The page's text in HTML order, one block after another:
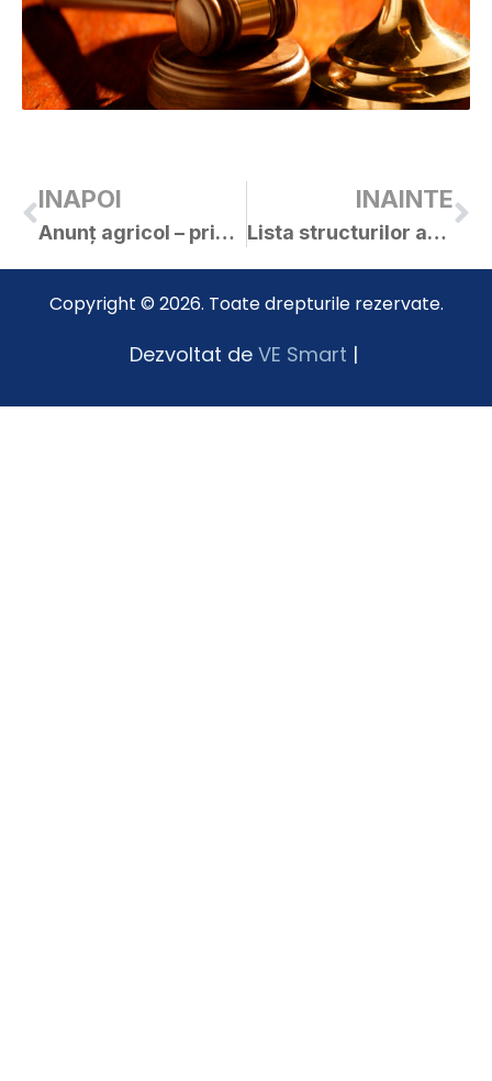
INAPOI
Anunţ agricol – primăria Curtici
INAINTE
Lista structurilor asociative
Copyright © 2026. Toate drepturile rezervate.
Dezvoltat de VE Smart |